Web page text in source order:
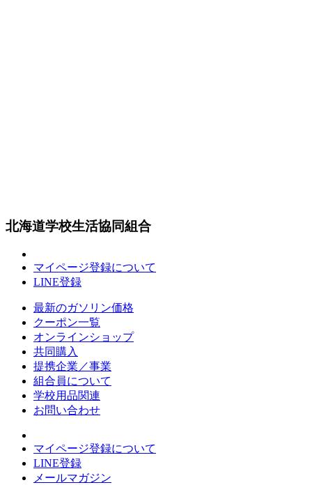
北海道学校生活協同組合
マイページ登録について
LINE登録
最新のガソリン価格
クーポン一覧
オンラインショップ
共同購入
提携企業／事業
組合員について
学校用品関連
お問い合わせ
マイページ登録について
LINE登録
メールマガジン